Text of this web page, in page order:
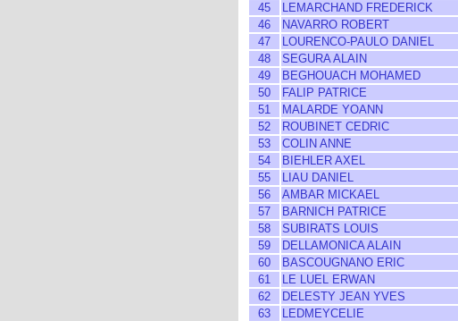
45
LEMARCHAND FREDERICK
46
NAVARRO ROBERT
47
LOURENCO-PAULO DANIEL
48
SEGURA ALAIN
49
BEGHOUACH MOHAMED
50
FALIP PATRICE
51
MALARDE YOANN
52
ROUBINET CEDRIC
53
COLIN ANNE
54
BIEHLER AXEL
55
LIAU DANIEL
56
AMBAR MICKAEL
57
BARNICH PATRICE
58
SUBIRATS LOUIS
59
DELLAMONICA ALAIN
60
BASCOUGNANO ERIC
61
LE LUEL ERWAN
62
DELESTY JEAN YVES
63
LEDMEYCELIE